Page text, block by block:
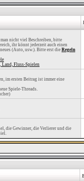
nicht viel Beschreiben, bitte
ihr könnt jederzeit auch einen
(Auto, usw.). Bitte erst die Regeln
Land, Fluss-Spielen
im ersten Beitrag ist immer eine
Spiele-Threads.
die Gewinner, die Verlierer und die